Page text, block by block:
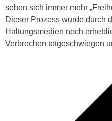
sehen sich immer mehr
Dieser Prozess wurde durch
Haltungsmedien noch
Verbrechen totgeschwiegen